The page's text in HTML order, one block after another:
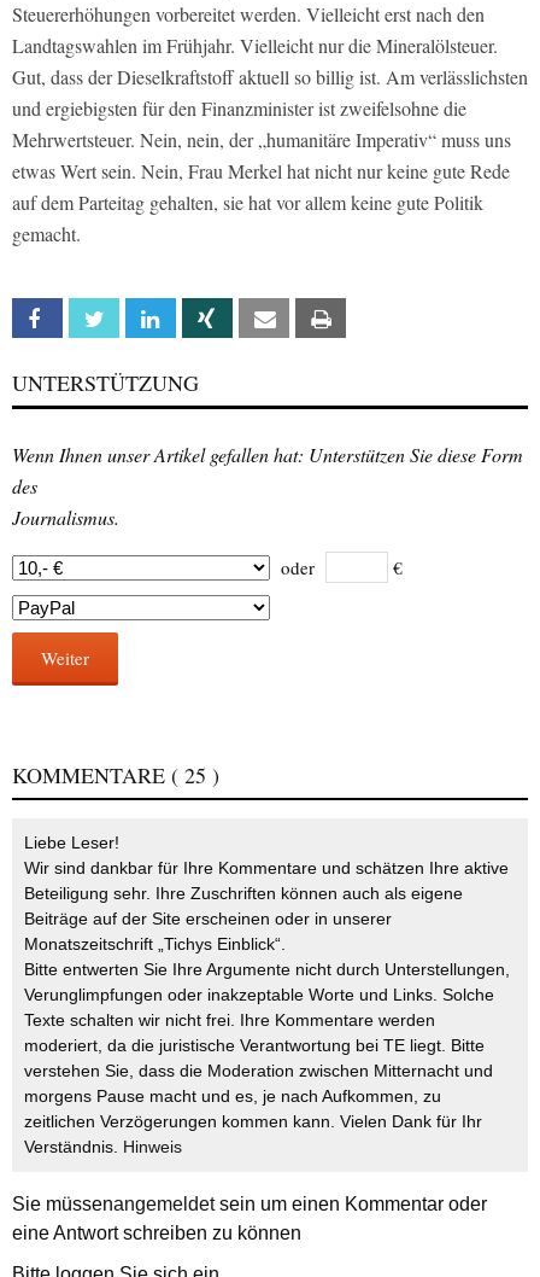
Steuererhöhungen vorbereitet werden. Vielleicht erst nach den
Landtagswahlen im Frühjahr. Vielleicht nur die Mineralölsteuer.
Gut, dass der Dieselkraftstoff aktuell so billig ist. Am verlässlichsten
und ergiebigsten für den Finanzminister ist zweifelsohne die
Mehrwertsteuer. Nein, nein, der „humanitäre Imperativ“ muss uns
etwas Wert sein. Nein, Frau Merkel hat nicht nur keine gute Rede
auf dem Parteitag gehalten, sie hat vor allem keine gute Politik
gemacht.
Facebook Twitter Linkedin Xing Email
UNTERSTÜTZUNG
Wenn Ihnen unser Artikel gefallen hat: Unterstützen Sie diese Form
des
Journalismus.
oder €
Weiter
KOMMENTARE ( 25 )
Liebe Leser!
Wir sind dankbar für Ihre Kommentare und schätzen Ihre aktive
Beteiligung sehr. Ihre Zuschriften können auch als eigene
Beiträge auf der Site erscheinen oder in unserer
Monatszeitschrift „Tichys Einblick“.
Bitte entwerten Sie Ihre Argumente nicht durch Unterstellungen,
Verunglimpfungen oder inakzeptable Worte und Links. Solche
Texte schalten wir nicht frei. Ihre Kommentare werden
moderiert, da die juristische Verantwortung bei TE liegt. Bitte
verstehen Sie, dass die Moderation zwischen Mitternacht und
morgens Pause macht und es, je nach Aufkommen, zu
zeitlichen Verzögerungen kommen kann. Vielen Dank für Ihr
Verständnis. Hinweis
Sie müssenangemeldetsein um einen Kommentar oder
eine Antwort schreiben zu können